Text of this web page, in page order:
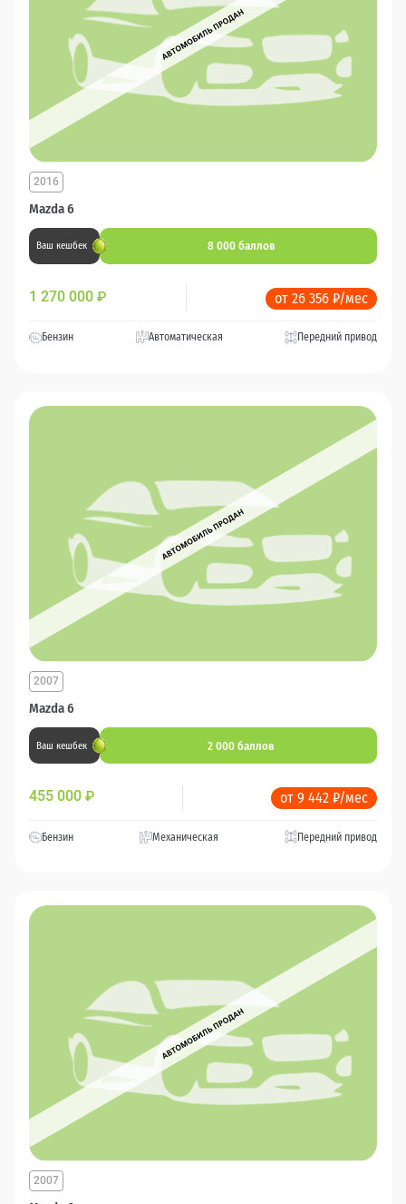
Mazda 6
2016
Ваш кешбек 8 000 баллов
1 270 000 ₽ от 26 356 ₽/мес
Бензин Автоматическая Передний привод
Mazda 6
2007
Ваш кешбек 2 000 баллов
455 000 ₽ от 9 442 ₽/мес
Бензин Механическая Передний привод
2007